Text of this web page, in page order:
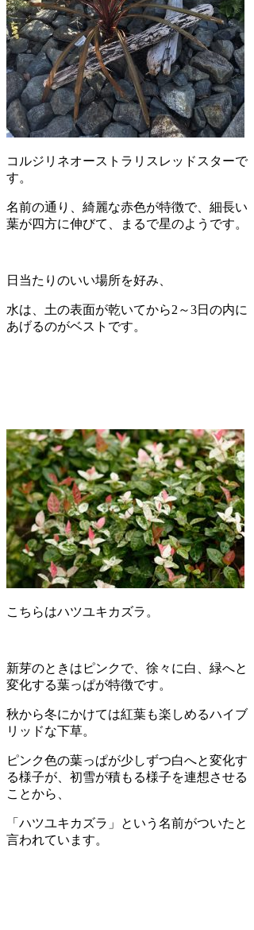
コルジリネオーストラリスレッドスターで
す。
名前の通り、綺麗な赤色が特徴で、細長い
葉が四方に伸びて、まるで星のようです。
日当たりのいい場所を好み、
水は、土の表面が乾いてから2～3日の内に
あげるのがベストです。
こちらはハツユキカズラ。
新芽のときはピンクで、徐々に白、緑へと
変化する葉っぱが特徴です。
秋から冬にかけては紅葉も楽しめるハイブ
リッドな下草。
ピンク色の葉っぱが少しずつ白へと変化す
る様子が、初雪が積もる様子を連想させる
ことから、
「ハツユキカズラ」という名前がついたと
言われています。